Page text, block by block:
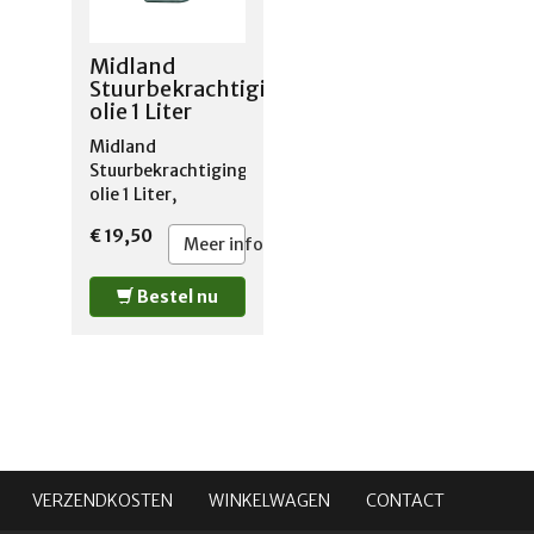
Midland
Stuurbekrachtiging
olie 1 Liter
Midland
Stuurbekrachtiging
olie 1 Liter,
€ 19,50
Meer info
Bestel nu
VERZENDKOSTEN WINKELWAGEN CONTACT